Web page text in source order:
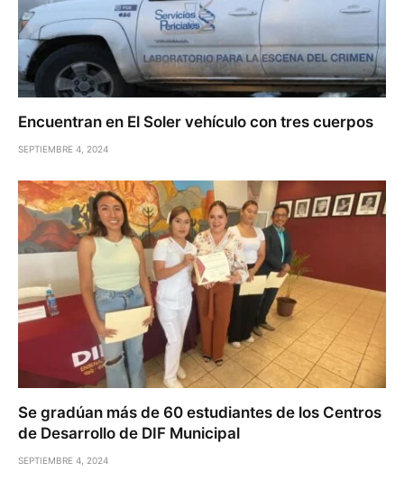
Encuentran en El Soler vehículo con tres cuerpos
SEPTIEMBRE 4, 2024
Se gradúan más de 60 estudiantes de los Centros
de Desarrollo de DIF Municipal
SEPTIEMBRE 4, 2024